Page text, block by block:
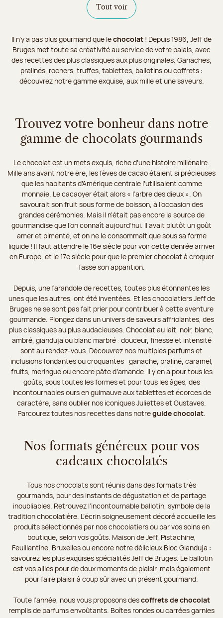
Tout voir
Il n’y a pas plus gourmand que lechocolat ! Depuis 1986, Jeff de
Bruges met toute sa créativité au service de votre palais, avec
des recettes des plus classiques aux plus originales. Ganaches,
pralinés, rochers, truffes, tablettes, ballotins ou coffrets :
découvrez notre gamme exquise, aux mille et une saveurs.
Trouvez votre bonheur dans notre
gamme de chocolats gourmands
Le chocolat est un mets exquis, riche d’une histoire millénaire.
Mille ans avant notre ère, les fèves de cacao étaient si précieuses
que les habitants d’Amérique centrale l’utilisaient comme
monnaie. Le cacaoyer était alors « l’arbre des dieux ». On
savourait son fruit sous forme de boisson, à l’occasion des
grandes cérémonies. Mais il n’était pas encore la source de
gourmandise que l’on connaît aujourd’hui. Il avait plutôt un goût
amer et pimenté, et on ne le consommait que sous sa forme
liquide ! Il faut attendre le 16e siècle pour voir cette denrée arriver
en Europe, et le 17e siècle pour que le premier chocolat à croquer
fasse son apparition.
Depuis, une farandole de recettes, toutes plus étonnantes les
unes que les autres, ont été inventées. Et les chocolatiers Jeff de
Bruges ne se sont pas fait prier pour contribuer à cette aventure
gourmande. Plongez dans un univers de saveurs affriolantes, des
plus classiques au plus audacieuses. Chocolat au lait, noir, blanc,
ambré, gianduja ou blanc marbré : douceur, finesse et intensité
sont au rendez-vous. Découvrez nos multiples parfums et
inclusions fondantes ou croquantes : ganache, praliné, caramel,
fruits, meringue ou encore pâte d’amande. Il y en a pour tous les
goûts, sous toutes les formes et pour tous les âges, des
incontournables ours en guimauve aux tablettes et écorces de
caractère, sans oublier nos iconiques Juliettes et Gustaves.
Parcourez toutes nos recettes dans notreguide chocolat
Nos formats généreux pour vos
cadeaux chocolatés
Tous nos chocolats sont réunis dans des formats très
gourmands, pour des instants de dégustation et de partage
inoubliables. Retrouvez l’incontournable ballotin, symbole de la
tradition chocolatière. L’écrin soigneusement décoré accueille les
produits sélectionnés par nos chocolatiers ou par vos soins en
boutique, selon vos goûts. Maison de Jeff, Pistachine,
Feuillantine, Bruxelles ou encore notre délicieux Bloc Gianduja :
savourez les plus exquises spécialités Jeff de Bruges. Le ballotin
est vos alliés pour de doux moments de plaisir, mais également
pour faire plaisir à coup sûr avec un présent gourmand.
Toute l’année, nous vous proposons descoffrets de chocolat
remplis de parfums envoûtants. Boîtes rondes ou carrées garnies